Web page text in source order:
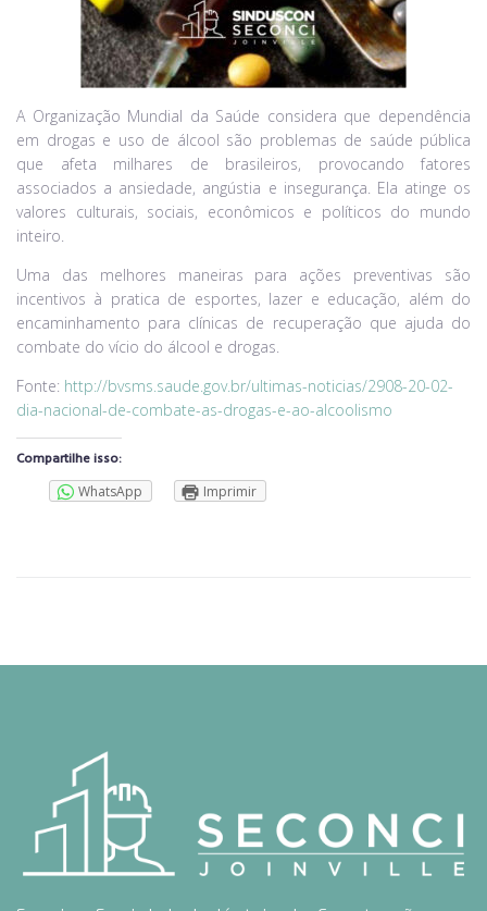
A Organização Mundial da Saúde considera que dependência
em drogas e uso de álcool são problemas de saúde pública
que afeta milhares de brasileiros, provocando fatores
associados a ansiedade, angústia e insegurança. Ela atinge os
valores culturais, sociais, econômicos e políticos do mundo
inteiro.
Uma das melhores maneiras para ações preventivas são
incentivos à pratica de esportes, lazer e educação, além do
encaminhamento para clínicas de recuperação que ajuda do
combate do vício do álcool e drogas.
Fonte: http://bvsms.saude.gov.br/ultimas-noticias/2908-20-02-
dia-nacional-de-combate-as-drogas-e-ao-alcoolismo
Compartilhe isso:
WhatsApp Imprimir